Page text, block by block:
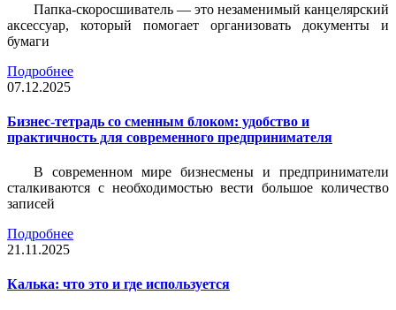
Папка-скоросшиватель — это незаменимый канцелярский
аксессуар, который помогает организовать документы и
бумаги
Подробнее
07.12.2025
Бизнес-тетрадь со сменным блоком: удобство и
практичность для современного предпринимателя
В современном мире бизнесмены и предприниматели
сталкиваются с необходимостью вести большое количество
записей
Подробнее
21.11.2025
Калька: что это и где используется